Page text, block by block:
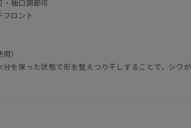
・袖口調節可
フロント
）
分を保った状態で形を整えつり干しすることで、シワが